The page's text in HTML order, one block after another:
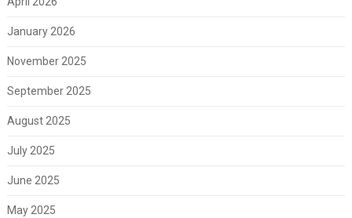
January 2026
November 2025
September 2025
August 2025
July 2025
June 2025
May 2025